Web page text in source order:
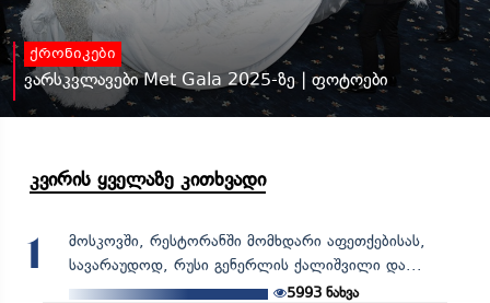
ქრონიკები
ვარსკვლავები Met Gala 2025-ზე | ფოტოები
კვირის ყველაზე კითხვადი
1
მოსკოვში, რესტორანში მომხდარი აფეთქებისას,
სავარაუდოდ, რუსი გენერლის ქალიშვილი და...
5993 ნახვა